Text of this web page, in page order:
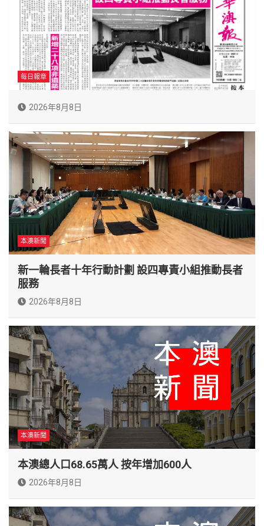
每日報章
2026年8月8日
本澳新聞
新一輪長者十年行動計劃 設四專責小組推動長者
服務
2026年8月8日
本澳新聞
本澳總人口68.65萬人 按年增加600人
2026年8月8日